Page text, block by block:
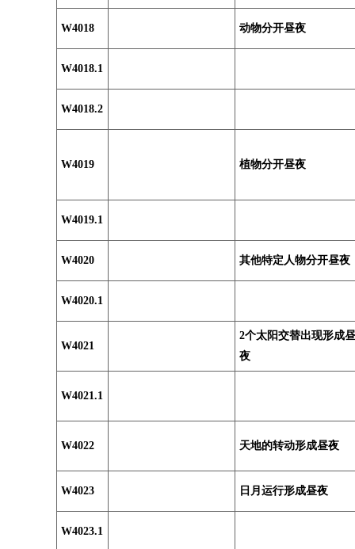
W4018 动物分开昼夜
W4018.1
W4018.2
W4019 植物分开昼夜
W4019.1
W4020 其他特定人物分开昼夜
W4020.1
W4021
2个太阳交替出现形成昼
夜
W4021.1
W4022 天地的转动形成昼夜
W4023 日月运行形成昼夜
W4023.1